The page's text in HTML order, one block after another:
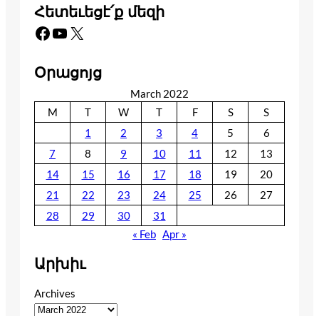
Հետեւեցէ՛ք մեզի
Facebook YouTube X
Օրացոյց
March 2022
M
T W T F S
S
1
2 3 4 5
6
7
8 9 10 11 12
13
14
15 16 17 18 19
20
21
22 23 24 25 26
27
28
29 30
31
« Feb Apr »
Արխիւ
Archives